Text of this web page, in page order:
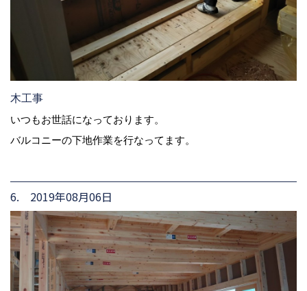
木工事
いつもお世話になっております。
バルコニーの下地作業を行なってます。
6. 2019年08月06日